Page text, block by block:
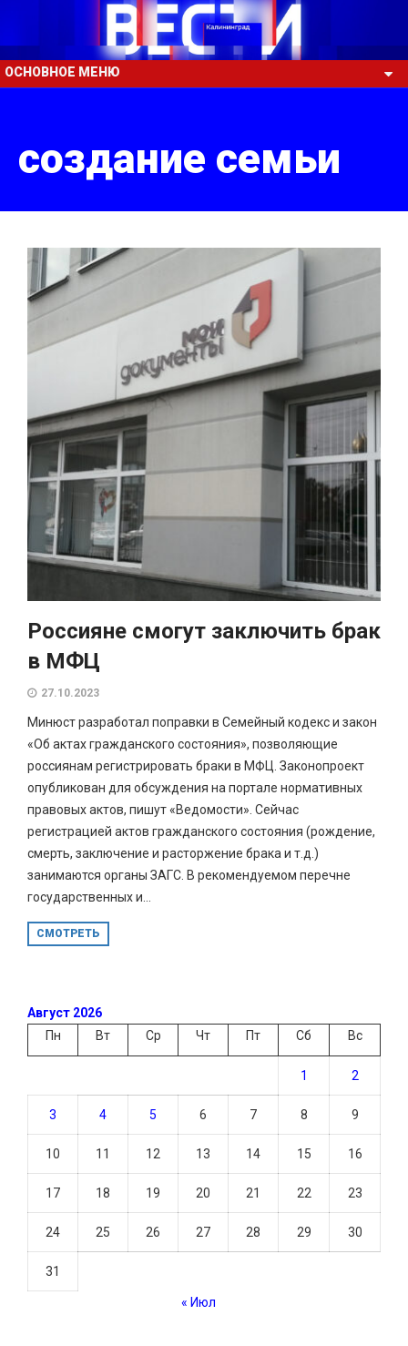
ОСНОВНОЕ МЕНЮ
создание семьи
Россияне смогут заключить брак
в МФЦ
27.10.2023
Минюст разработал поправки в Семейный кодекс и закон
«Об актах гражданского состояния», позволяющие
россиянам регистрировать браки в МФЦ. Законопроект
опубликован для обсуждения на портале нормативных
правовых актов, пишут «Ведомости». Сейчас
регистрацией актов гражданского состояния (рождение,
смерть, заключение и расторжение брака и т.д.)
занимаются органы ЗАГС. В рекомендуемом перечне
государственных и...
СМОТРЕТЬ
Август 2026
Пн
Вт Ср Чт Пт Сб Вс
1 2
3 4 5 6 7 8 9
10 11 12 13 14 15 16
17 18 19 20 21 22 23
24 25 26 27 28 29 30
31
« Июл